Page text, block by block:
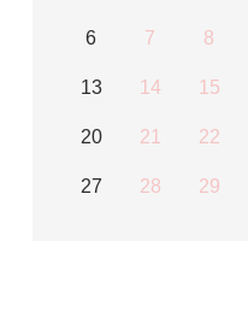
6 7 8
13 14 15
20 21 22
27 28 29